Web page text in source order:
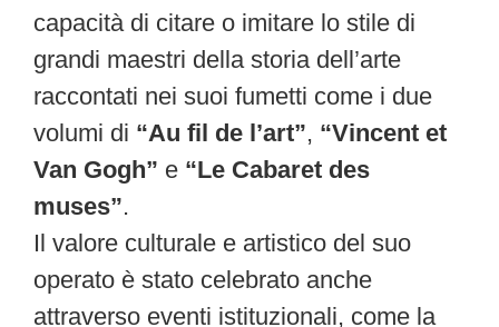
capacità di citare o imitare lo stile di
grandi maestri della storia dell’arte
raccontati nei suoi fumetti come i due
volumi di “Au fil de l’art”, “Vincent et
Van Gogh” e “Le Cabaret des
muses”.
Il valore culturale e artistico del suo
operato è stato celebrato anche
attraverso eventi istituzionali, come la